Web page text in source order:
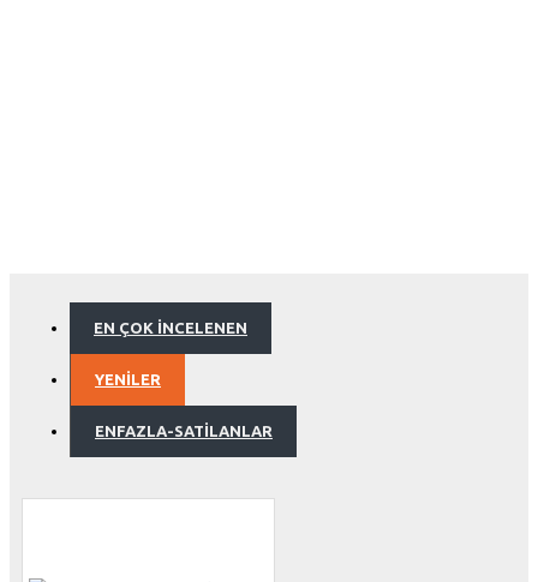
EN ÇOK İNCELENEN
YENILER
ENFAZLA-SATILANLAR